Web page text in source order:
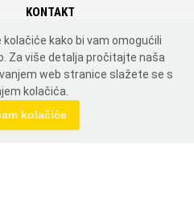
KONTAKT
Kontakt
Mapa weba
Zemlje
kako bi vam omogućili
Za više detalja pročitajte naša
web stranice slažete se s
kolačića.
kolačiće